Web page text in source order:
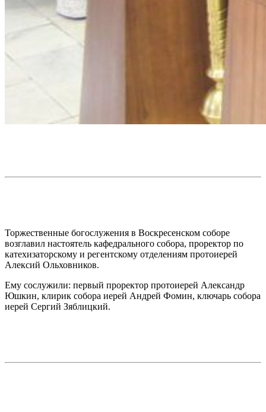
Торжественные богослужения в Воскресенском соборе
возглавил настоятель кафедрального собора, проректор по
катехизаторскому и регентскому отделениям протоиерей
Алексий Ольховников.
Ему сослужили: первый проректор протоиерей Александр
Юшкин, клирик собора иерей Андрей Фомин, ключарь собора
иерей Сергий Зяблицкий.